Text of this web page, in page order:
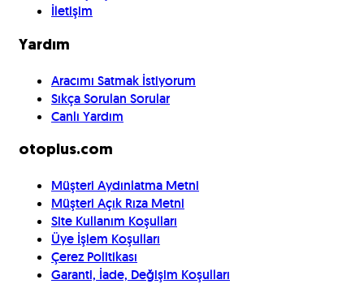
İletişim
Yardım
Aracımı Satmak İstiyorum
Sıkça Sorulan Sorular
Canlı Yardım
otoplus.com
Müşteri Aydınlatma Metni
Müşteri Açık Rıza Metni
Site Kullanım Koşulları
Üye İşlem Koşulları
Çerez Politikası
Garanti, İade, Değişim Koşulları